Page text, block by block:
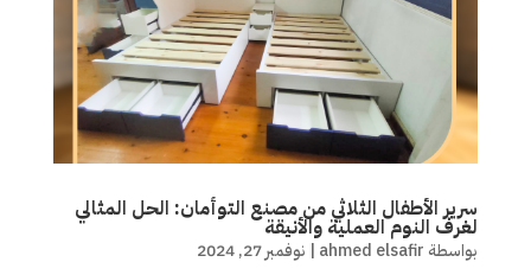
سرير الأطفال الثلاثي من مصنع التوأمان: الحل المثالي
لغرف النوم العملية والأنيقة
بواسطة ahmed elsafir
| نوفمبر 27, 2024